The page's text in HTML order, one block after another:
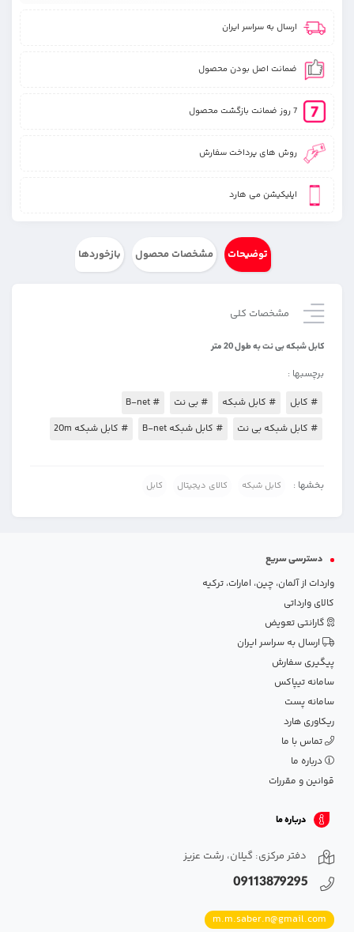
ارسال به سراسر ایران
ضمانت اصل بودن محصول
7 روز ضمانت بازگشت محصول
روش های پرداخت سفارش
اپلیکیشن می هارد
توضیحات مشخصات محصول بازخوردها
مشخصات کلی
کابل شبکه بی نت به طول 20 متر
برچسبها :
# کابل # کابل شبکه # بی نت
# B-net
# کابل شبکه بی نت
# کابل شبکه B-net # کابل شبکه 20m
بخشها : کابل شبکه کالای دیجیتال کابل
دسترسی سریع
واردات از آلمان، چین، امارات، ترکیه
کالای وارداتی
گارانتی تعویض
ارسال به سراسر ایران
پیگیری سفارش
سامانه تیپاکس
سامانه پست
ریکاوری هارد
تماس با ما
درباره ما
قوانین و مقررات
درباره ما
دفتر مرکزی: گیلان، رشت عزیز
09113879295
m.m.saber.n@gmail.com